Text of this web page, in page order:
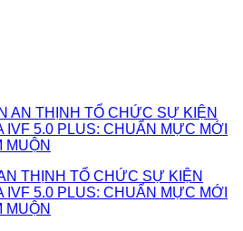
THỊNH TỔ CHỨC SỰ KIỆN
IVF 5.0 PLUS: CHUẨN MỰC MỚI
MUỘN